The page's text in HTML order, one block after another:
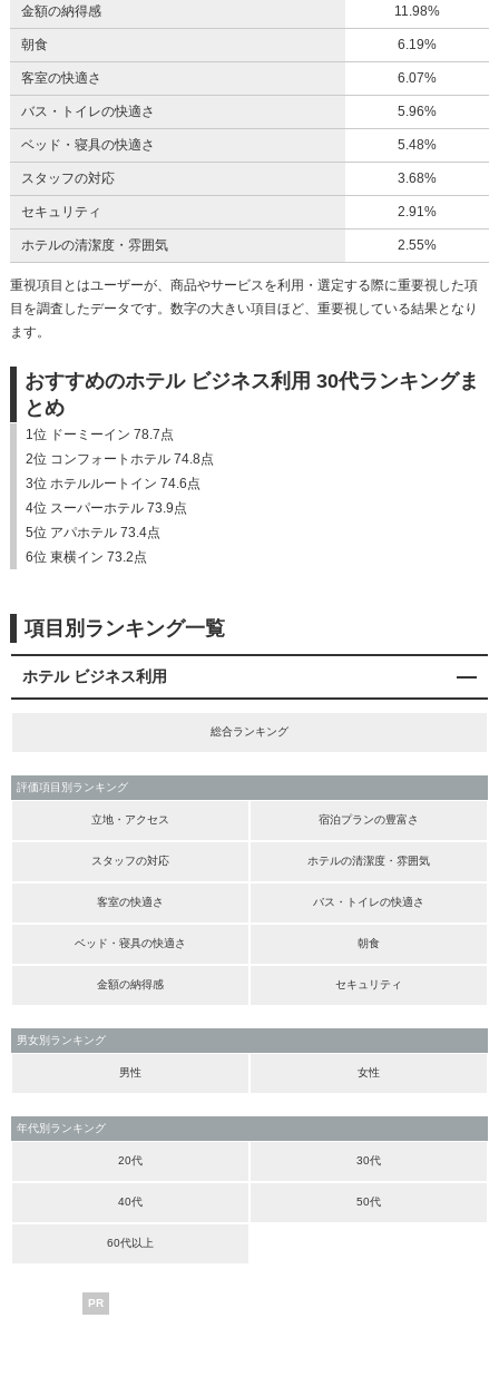
金額の納得感 11.98%
朝食 6.19%
客室の快適さ 6.07%
バス・トイレの快適さ 5.96%
ベッド・寝具の快適さ 5.48%
スタッフの対応 3.68%
セキュリティ 2.91%
ホテルの清潔度・雰囲気 2.55%
重視項目とはユーザーが、商品やサービスを利用・選定する際に重要視した項
目を調査したデータです。数字の大きい項目ほど、重要視している結果となり
ます。
おすすめのホテル ビジネス利用 30代ランキングま
とめ
1位 ドーミーイン 78.7点
2位 コンフォートホテル 74.8点
3位 ホテルルートイン 74.6点
4位 スーパーホテル 73.9点
5位 アパホテル 73.4点
6位 東横イン 73.2点
項目別ランキング一覧
ホテル ビジネス利用
総合ランキング
評価項目別ランキング
立地・アクセス 宿泊プランの豊富さ
スタッフの対応 ホテルの清潔度・雰囲気
客室の快適さ バス・トイレの快適さ
ベッド・寝具の快適さ 朝食
金額の納得感 セキュリティ
男女別ランキング
男性 女性
年代別ランキング
20代 30代
40代 50代
60代以上
PR